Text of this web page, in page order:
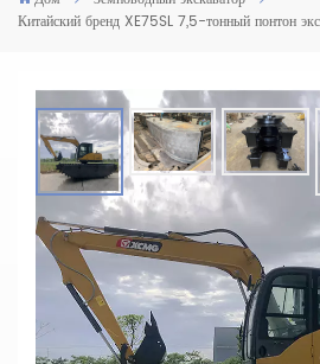
Китайский бренд XE75SL 7,5-тонный понтон
Китайский Бренд XE75SL
Понтон Экскаватора-
Материалы: Изготовлены
оцинкованной листовой
стали.